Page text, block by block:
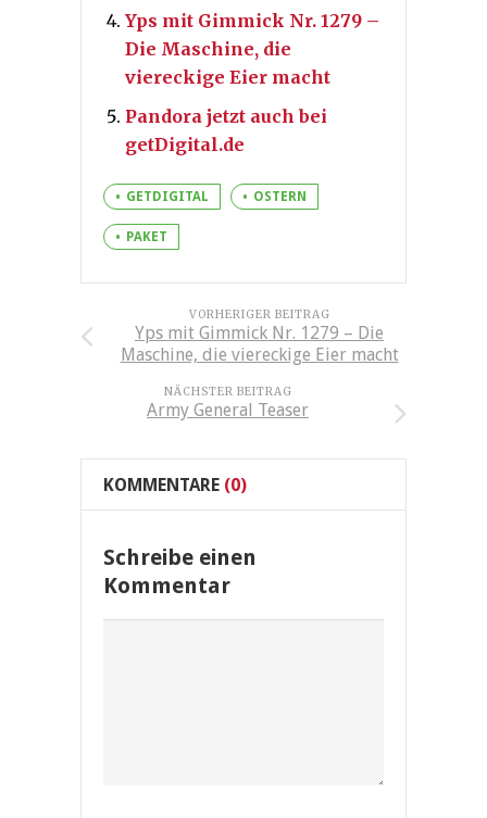
Yps mit Gimmick Nr. 1279 –
Die Maschine, die
viereckige Eier macht
Pandora jetzt auch bei
getDigital.de
GETDIGITAL OSTERN
PAKET
VORHERIGER BEITRAG
Yps mit Gimmick Nr. 1279 – Die
Maschine, die viereckige Eier macht
NÄCHSTER BEITRAG
Army General Teaser
KOMMENTARE (0)
Schreibe einen
Kommentar